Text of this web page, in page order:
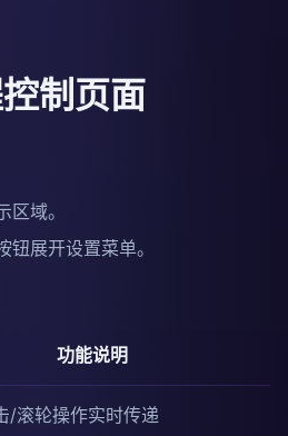
制页面
区域。
钮展开设置菜单。
功能说明
/滚轮操作实时传递